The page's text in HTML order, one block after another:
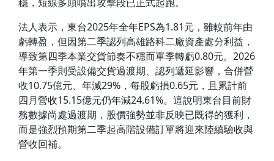
穩，短線多頭噴出攻擊段已正式起跑。
法人表示，東台2025年全年EPS為1.81元，雖較前年由
虧轉盈，但因第二季認列高雄路科二廠資產處分利益，
導致第四季本業交貨節奏不穩而單季轉虧0.80元。2026
年第一季則受設備交貨過渡期、認列遞延影響，合併營
收10.75億元、年減29%，每股虧損0.65元，且累計前
四月營收15.15億元仍年減24.61%。這說明東台目前財
務數據尚處過渡期，股價強勢並非反映已既得的獲利，
而是強烈預期第二季起高階設備訂單將迎來陸續驗收與
營收回補。